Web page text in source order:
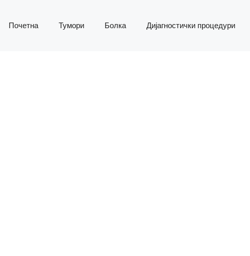
Почетна Тумори Болка Дијагностички процедури